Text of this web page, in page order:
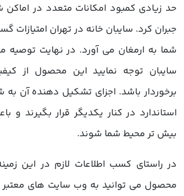
حد زیادی کمبود امکانات متعدد در
جبران کرد. سایبان خانه در تهران امتیازات
شما به ارمغان می آورد. در نهایت
سایبان توجه نمایید این محصول از
برخوردار باشد. اجزای تشکیل دهنده آن
استاندارد در کنار یکدیگر قرار بگیرند و
بیش تر محیط شما شوند.
در راستای کسب اطلاعات لازم در این
محصول می توانید به وب سایت های معتبر